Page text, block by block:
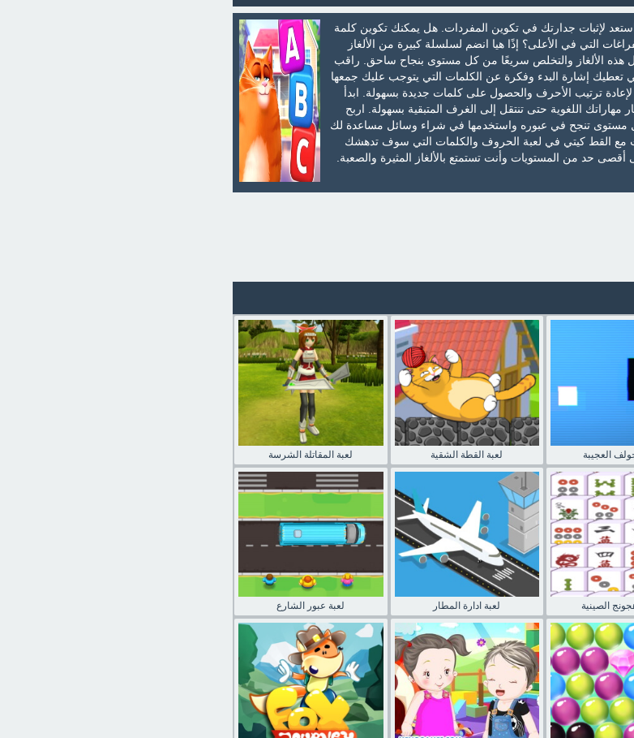
لإثبات جدارتك في تكوين المفردات. هل يمكنك تكوين كلمة
التي في الأعلى؟ إذًا هيا انضم لسلسلة كبيرة من الألغاز
هذه الألغاز والتخلص سريعًا من كل مستوى بنجاح ساحق. راقب
تعطيك إشارة البدء وفكرة عن الكلمات التي يتوجب عليك جمعها
ترتيب الأحرف والحصول على كلمات جديدة بسهولة. ابدأ
اللغوية حتى تنتقل إلى الغرف المتبقية بسهولة. اربح
كل مستوى تنجح في عبوره واستخدمها في شراء وسائل مساعدة لك
مع القط كيتي في لعبة الحروف والكلمات التي سوف تدهشك
أقصى حد من المستويات وأنت تستمتع بالألغاز المثيرة والصعبة.
لعبة المقاتلة الشرسة لعبة القطة الشقية العجيبة
لعبة عبور الشارع لعبة ادارة المطار الصينية